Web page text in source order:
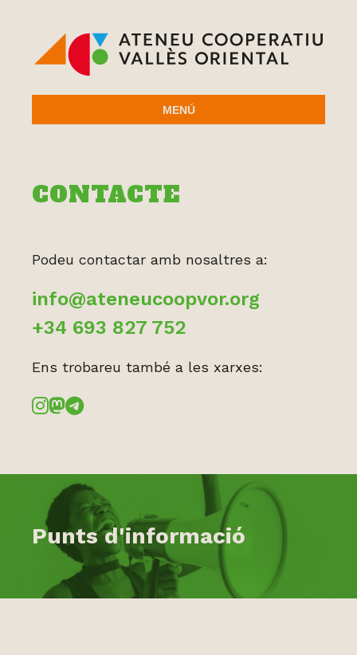
MENÚ
CONTACTE
Podeu contactar amb nosaltres a:
info@ateneucoopvor.org
+34 693 827 752
Ens trobareu també a les xarxes:
Punts d'informació